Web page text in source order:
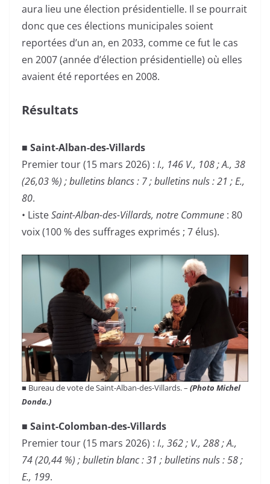
aura lieu une élection présidentielle. Il se pourrait
donc que ces élections municipales soient
reportées d’un an, en 2033, comme ce fut le cas
en 2007 (année d’élection présidentielle) où elles
avaient été reportées en 2008.
Résultats
■ Saint-Alban-des-Villards
Premier tour (15 mars 2026) : I., 146 V., 108 ; A., 38
(26,03 %) ; bulletins blancs : 7 ; bulletins nuls : 21 ; E.,
80.
• ListeSaint-Alban-des-Villards, notre Commune : 80
voix (100 % des suffrages exprimés ; 7 élus).
■ Bureau de vote de Saint-Alban-des-Villards. – (Photo Michel
Donda.)
■ Saint-Colomban-des-Villards
Premier tour (15 mars 2026) : I., 362 ; V., 288 ; A.,
74 (20,44 %) ; bulletin blanc : 31 ; bulletins nuls : 58 ;
E., 199.